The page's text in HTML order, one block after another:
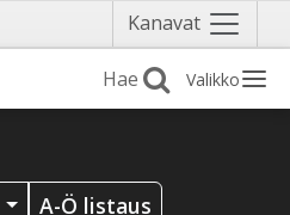
Kanavat Näytä
valikko
Valikko
A-Ö listaus